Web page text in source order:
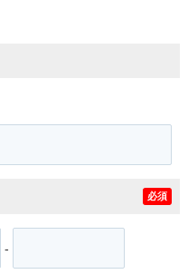
必須
-